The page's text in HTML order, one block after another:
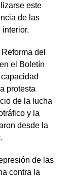
este
de las
interior.
del
el Boletín
protesta
de la lucha
y la
desde la
de las
contra la